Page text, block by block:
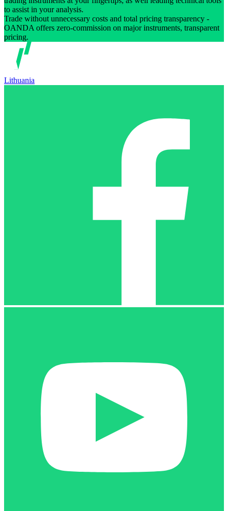
to assist in your analysis.
Trade without unnecessary costs and total pricing transparency -
OANDA offers zero-commission on major instruments, transparent
pricing.
Lithuania